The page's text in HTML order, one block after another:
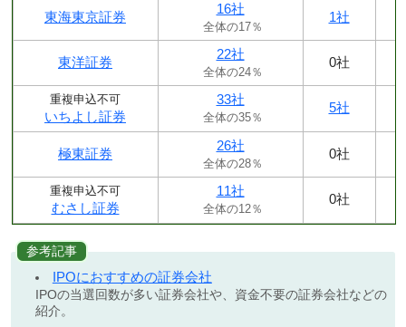
東海東京証券
16社
全体の17％
1社
東洋証券
22社
全体の24％
0社
重複申込不可
いちよし証券
33社
全体の35％
5社
極東証券
26社
全体の28％
0社
重複申込不可
むさし証券
11社
全体の12％
0社
参考記事
IPOにおすすめの証券会社
IPOの当選回数が多い証券会社や、資金不要の証券会社などの
紹介。